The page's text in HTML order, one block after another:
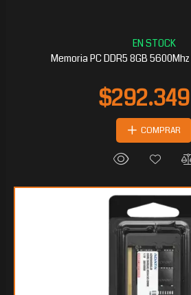
Memoria PC DDR5 8GB 5600Mhz
COMPRAR